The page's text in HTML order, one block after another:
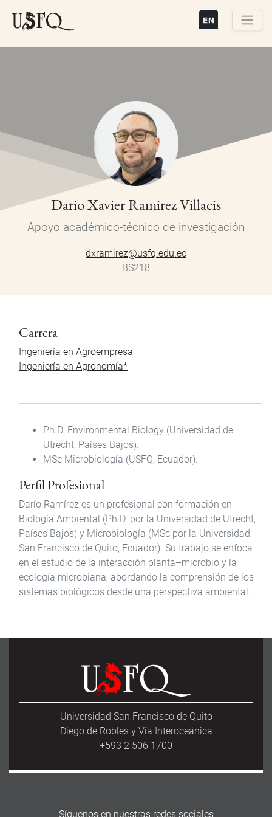
Dario Xavier Ramirez Villacis
Apoyo académico-técnico de investigación
dxramirez@usfq.edu.ec
BS218
Carrera
Ingeniería en Agroempresa
Ingeniería en Agronomía*
Ph.D. Environmental Biology (Universidad de
Utrecht, Países Bajos).
MSc Microbiología (USFQ, Ecuador).
Perfil Profesional
Darío Ramírez es un profesional con formación en
Biología Ambiental (Ph.D. por la Universidad de Utrecht,
Países Bajos) y Microbiología (MSc por la Universidad
San Francisco de Quito, Ecuador). Su trabajo se enfoca
en el estudio de la interacción planta–microbio y la
ecología microbiana, abordando la comprensión de los
sistemas biológicos desde una perspectiva ambiental.
Universidad San Francisco de Quito
Diego de Robles y Vía Interoceánica
+593 2 506 1700
Síguenos en nuestras redes sociales